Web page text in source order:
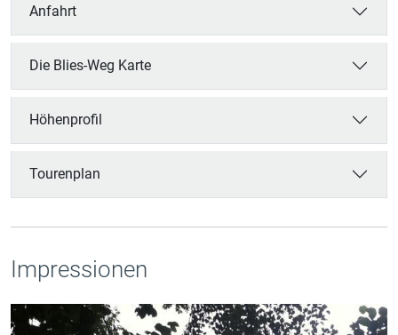
Anfahrt
Die Blies-Weg Karte
Höhenprofil
Tourenplan
Impressionen